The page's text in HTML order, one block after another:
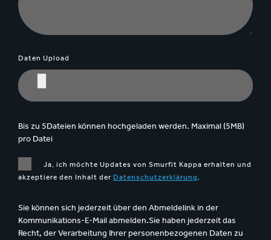
Daten Upload
Bis zu 5Dateien können hochgeladen werden. Maximal (5MB)
pro Datei
Ja, ich möchte Updates von Smurfit Kappa erhalten und
akzeptiere den Inhalt der Datenschutzerklärung.
Sie können sich jederzeit über den Abmeldelink in der
Kommunikations-E-Mail abmelden.Sie haben jederzeit das
Recht, der Verarbeitung Ihrer personenbezogenen Daten zu